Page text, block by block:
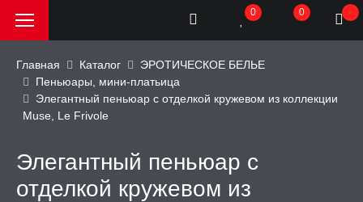
АКЦИИ и
0 0
Главная Каталог
ЭРОТИЧЕСКОЕ БЕЛЬЕ
Пеньюары, мини-платьица
Элегантный пеньюар с отделкой кружевом из коллекции
Muse, Le Frivole
Элегантный пеньюар с
отделкой кружевом из